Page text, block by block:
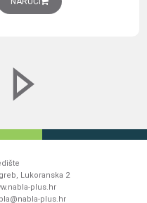
Lukoranska 2
plus.hr
plus.hr